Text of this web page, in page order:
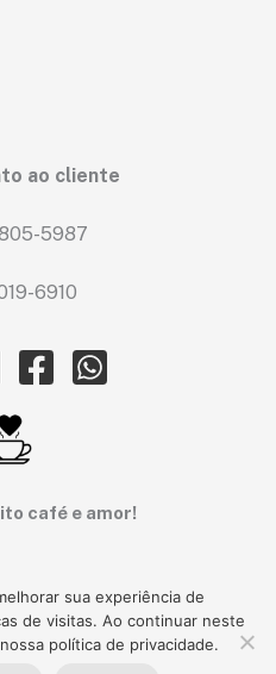
ao cliente
5987
6910
café e amor!
© 2024. Todos os direitos
sua experiência de
de visitas. Ao continuar neste
política de privacidade.